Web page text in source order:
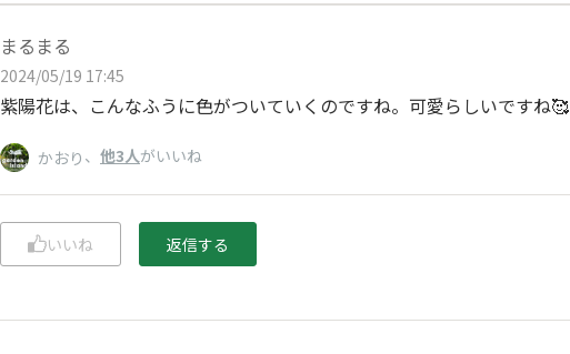
まるまる
2024/05/19 17:45
紫陽花は、こんなふうに色がついていくのですね。可愛らしいですね🥰
かおり 、 他3人がいいね
いいね 返信する